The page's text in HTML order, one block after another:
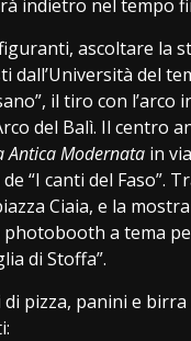
indietro nel tempo
ascoltare la
del
il tiro con l’arco
del Balì. Il
Antica Modernata in
“I canti del Faso”.
Ciaia, e la
photobooth a tema
di Stoffa”.
pizza, panini e